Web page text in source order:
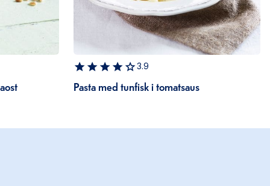
3.9
Pasta med tunfisk i tomatsaus